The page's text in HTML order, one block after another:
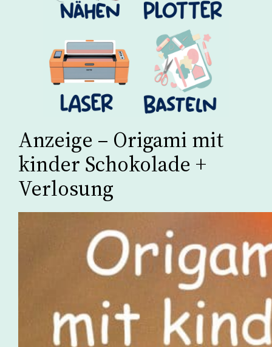
Anzeige – Origami mit
kinder Schokolade +
Verlosung